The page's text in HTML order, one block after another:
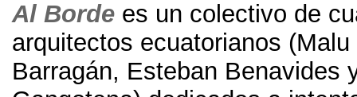
Al Borde es un colectivo de
arquitectos ecuatorianos (Malu
Barragán, Esteban Benavides